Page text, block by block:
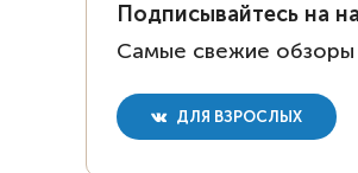
Подписывайтесь на
Самые свежие обзоры
ДЛЯ ВЗРОСЛЫХ